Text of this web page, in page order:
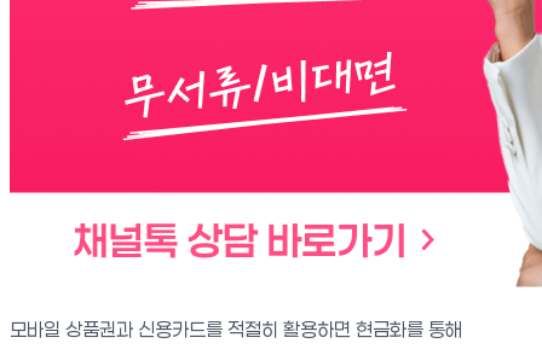
모바일 상품권과 신용카드를 적절히 활용하면 현금화를 통해